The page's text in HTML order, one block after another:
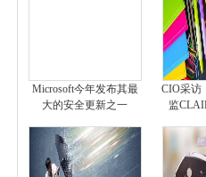
Microsoft今年发布其最
大的安全更新之一
CIO采访
监